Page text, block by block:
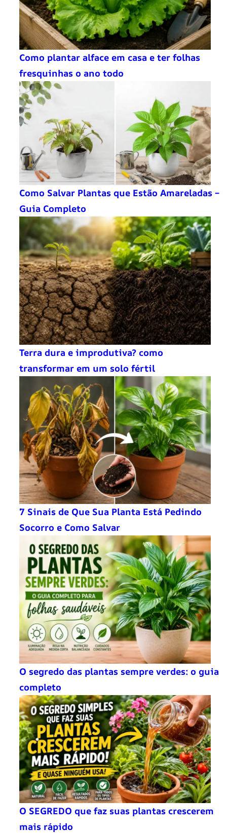
Como plantar alface em casa e ter folhas
fresquinhas o ano todo
Como Salvar Plantas que Estão Amareladas –
Guia Completo
Terra dura e improdutiva? como
transformar em um solo fértil
7 Sinais de Que Sua Planta Está Pedindo
Socorro e Como Salvar
O segredo das plantas sempre verdes: o guia
completo
O SEGREDO que faz suas plantas crescerem
mais rápido